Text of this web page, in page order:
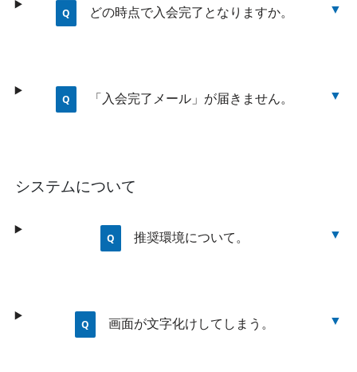
どの時点で入会完了となりますか。
「入会完了メール」が届きません。
システムについて
推奨環境について。
画面が文字化けしてしまう。